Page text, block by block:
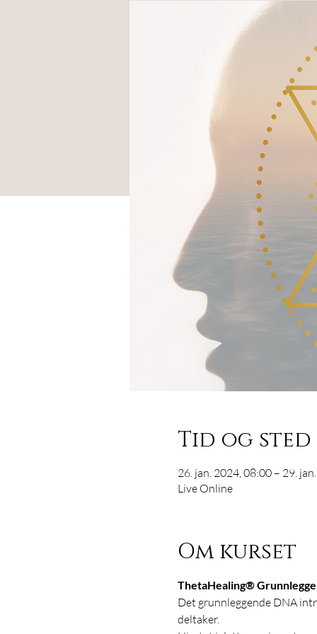
Tid og sted
26. jan. 2024, 08:00 – 29.
Live Online
Om kurset
ThetaHealing®
Det grunnleggende DNA
deltaker.